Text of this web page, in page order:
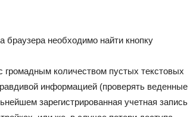
браузера необходимо найти кнопку
количеством пустых текстовых
информацией (проверять веденные
зарегистрированная учетная запись